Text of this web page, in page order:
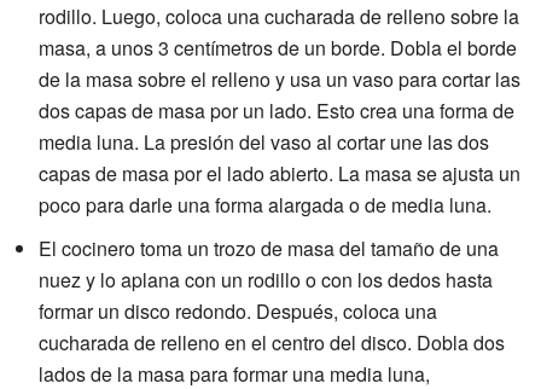
rodillo. Luego, coloca una cucharada de relleno sobre la
masa, a unos 3 centímetros de un borde. Dobla el borde
de la masa sobre el relleno y usa un vaso para cortar las
dos capas de masa por un lado. Esto crea una forma de
media luna. La presión del vaso al cortar une las dos
capas de masa por el lado abierto. La masa se ajusta un
poco para darle una forma alargada o de media luna.
El cocinero toma un trozo de masa del tamaño de una
nuez y lo aplana con un rodillo o con los dedos hasta
formar un disco redondo. Después, coloca una
cucharada de relleno en el centro del disco. Dobla dos
lados de la masa para formar una media luna,